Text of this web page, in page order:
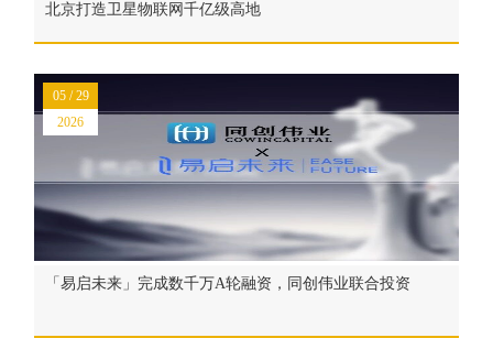
北京打造卫星物联网千亿级高地
「易启未来」完成数千万A轮融资，同创伟业联合投资
05 / 29
2026